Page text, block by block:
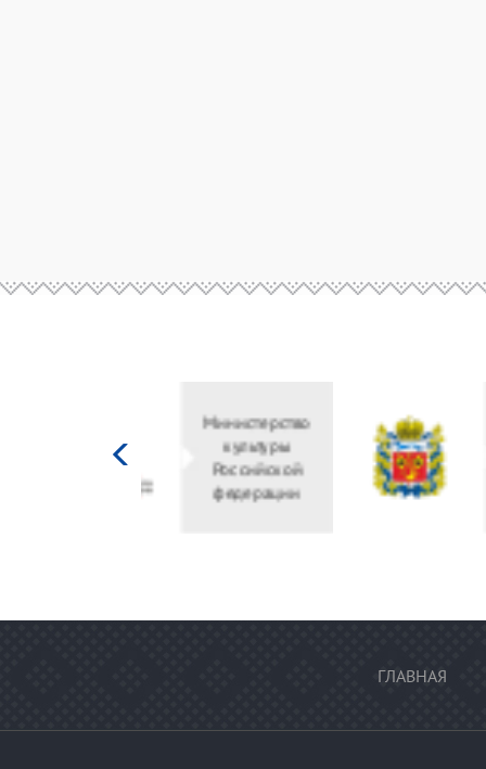
Министерство
культуры
Российской
федерации
ГЛАВНАЯ